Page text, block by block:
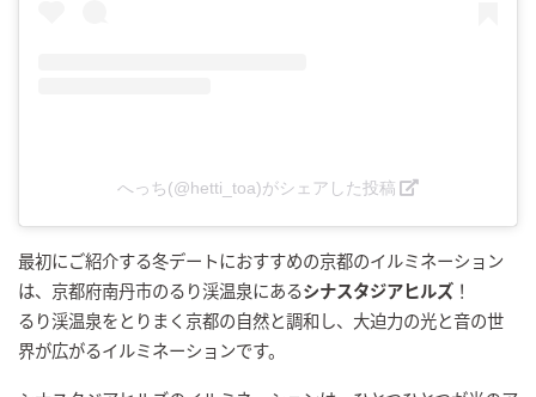
へっち(@hetti_toa)がシェアした投稿
最初にご紹介する冬デートにおすすめの京都のイルミネーション
は、京都府南丹市のるり渓温泉にあるシナスタジアヒルズ ！
るり渓温泉をとりまく京都の自然と調和し、大迫力の光と音の世
界が広がるイルミネーションです。